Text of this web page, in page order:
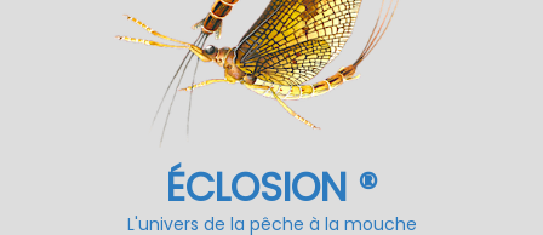
ÉCLOSION ®
L'univers de la pêche à la mouche